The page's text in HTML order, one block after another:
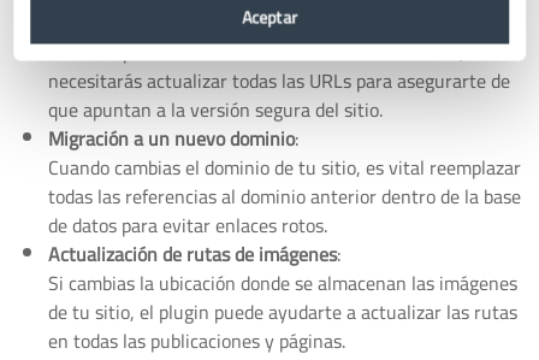
Migrar de HTTP a HTTPS:
Si has implementado un certificado SSL en tu sitio,
necesitarás actualizar todas las URLs para asegurarte de
que apuntan a la versión segura del sitio.
Migración a un nuevo dominio:
Cuando cambias el dominio de tu sitio, es vital reemplazar
todas las referencias al dominio anterior dentro de la base
de datos para evitar enlaces rotos.
Actualización de rutas de imágenes:
Si cambias la ubicación donde se almacenan las imágenes
de tu sitio, el plugin puede ayudarte a actualizar las rutas
en todas las publicaciones y páginas.
Aceptar